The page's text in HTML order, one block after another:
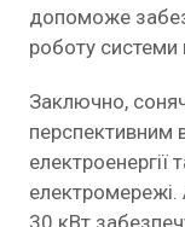
допоможе
роботу системи
Заключно,
перспективним
електроенергії
електромережі.
30 кВт